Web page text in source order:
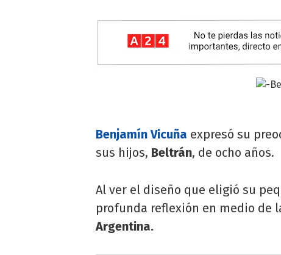
Benjamín Vicuña expresó su
sus hijos, Beltrán, de ocho años.
Al ver el diseño que eligió su
profunda reflexión en medio de
Argentina.